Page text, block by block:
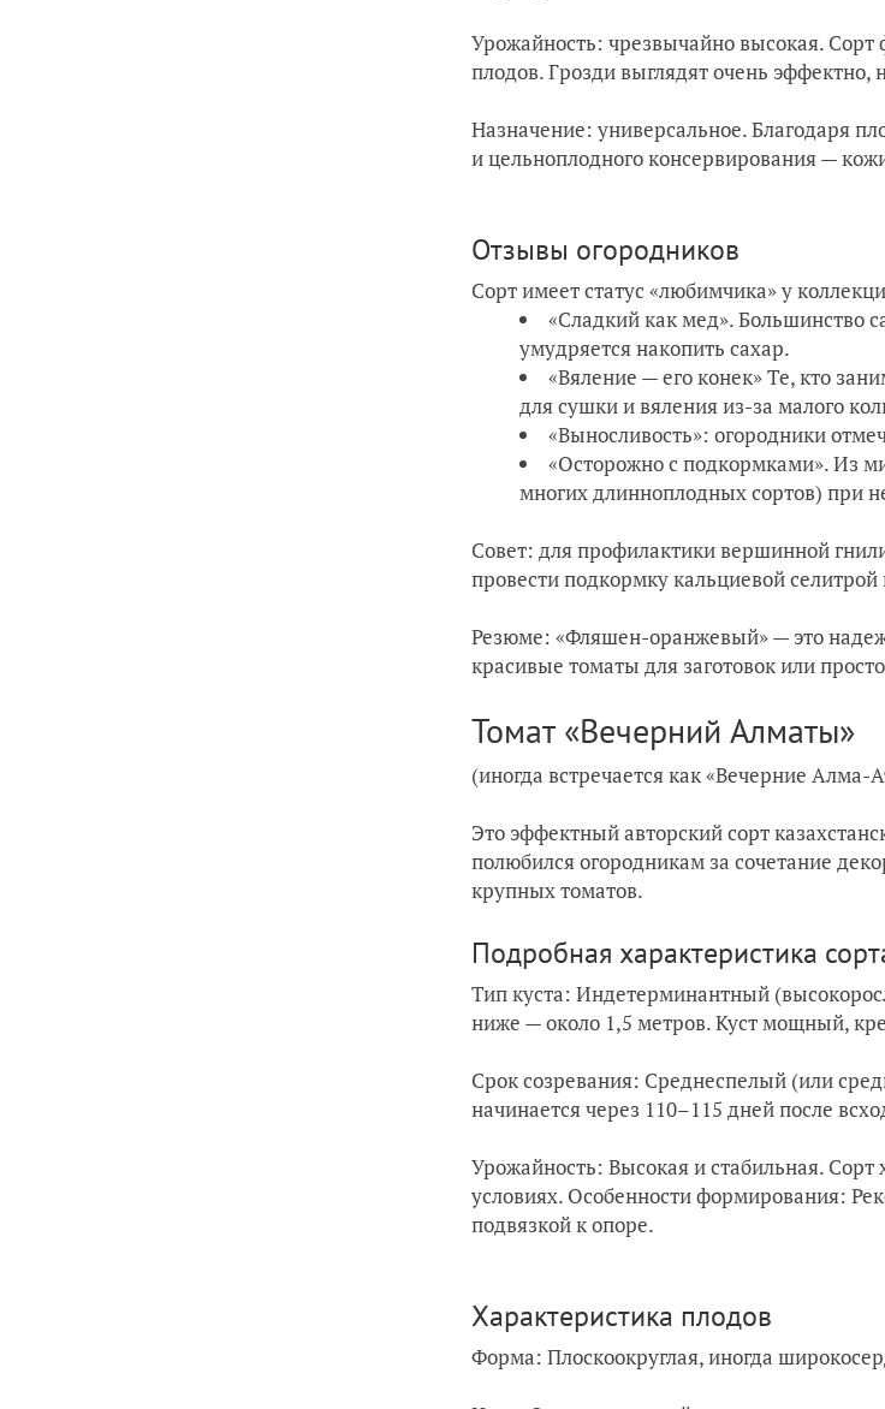
Урожайность: чрезвычайно высокая.
плодов. Грозди выглядят очень
Назначение: универсальное. Благодаря
и цельноплодного консервирования —
Отзывы огородников
Сорт имеет статус «любимчика» у
«Сладкий как мед». Большинство
умудряется накопить сахар.
«Вяление — его конек» Те, кто
для сушки и вяления из-за малого
«Выносливость»: огородники
«Осторожно с подкормками». Из
многих длинноплодных сортов) при
Совет: для профилактики вершинной
провести подкормку кальциевой селитрой
Резюме: «Фляшен-оранжевый» — это
красивые томаты для заготовок или
Томат «Вечерний Алматы»
(иногда встречается как «Вечерние Алма-
Это эффектный авторский сорт
полюбился огородникам за сочетание
крупных томатов.
Подробная характеристика
Тип куста: Индетерминантный
ниже — около 1,5 метров. Куст мощный,
Срок созревания: Среднеспелый (или
начинается через 110–115 дней после
Урожайность: Высокая и стабильная.
условиях. Особенности формирования:
подвязкой к опоре.
Характеристика плодов
Форма: Плоскоокруглая, иногда